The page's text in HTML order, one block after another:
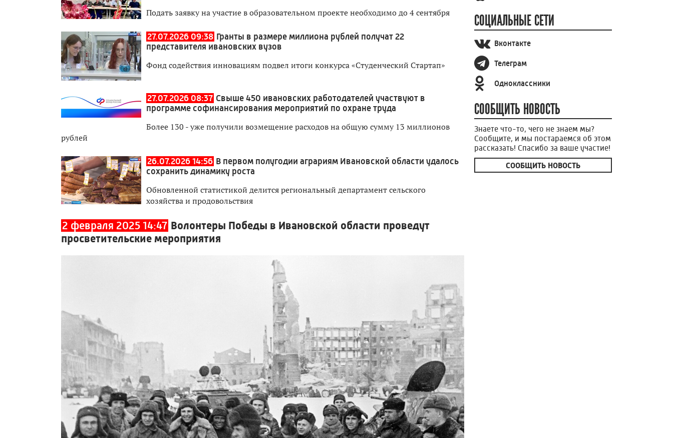
Подать заявку на участие в образовательном проекте необходимо до 4 сентября
27.07.2026 09:38 Гранты в размере миллиона рублей получат 22
представителя ивановских вузов
Фонд содействия инновациям подвел итоги конкурса «Студенческий Стартап»
27.07.2026 08:37 Свыше 450 ивановских работодателей участвуют в
программе софинансирования мероприятий по охране труда
Более 130 - уже получили возмещение расходов на общую сумму 13 миллионов
рублей
26.07.2026 14:56 В первом полугодии аграриям Ивановской области удалось
сохранить динамику роста
Обновленной статистикой делится региональный департамент сельского
хозяйства и продовольствия
2 февраля 2025 14:47 Волонтеры Победы в Ивановской области проведут
просветительские мероприятия
СОЦИАЛЬНЫЕ СЕТИ
Вконтакте
Телеграм
Одноклассники
СООБЩИТЬ НОВОСТЬ
Знаете что-то, чего не знаем мы?
Сообщите, и мы постараемся об этом
рассказать! Спасибо за ваше участие!
СООБЩИТЬ НОВОСТЬ